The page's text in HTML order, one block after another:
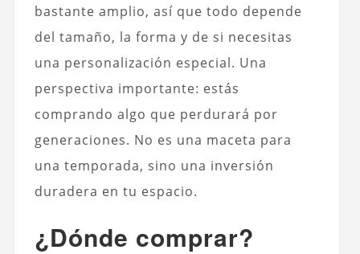
bastante amplio, así que todo depende
del tamaño, la forma y de si necesitas
una personalización especial. Una
perspectiva importante: estás
comprando algo que perdurará por
generaciones. No es una maceta para
una temporada, sino una inversión
duradera en tu espacio.
¿Dónde comprar?